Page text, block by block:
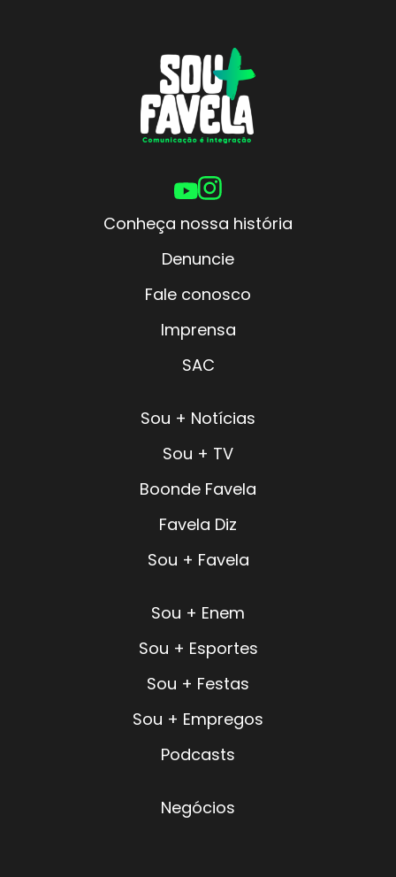
Conheça nossa história
Denuncie
Fale conosco
Imprensa
SAC
Sou + Notícias
Sou + TV
Boonde Favela
Favela Diz
Sou + Favela
Sou + Enem
Sou + Esportes
Sou + Festas
Sou + Empregos
Podcasts
Negócios